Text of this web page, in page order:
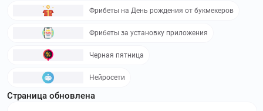
Фрибеты на День рождения от букмекеров
Фрибеты за установку приложения
Черная пятница
Нейросети
Страница обновлена